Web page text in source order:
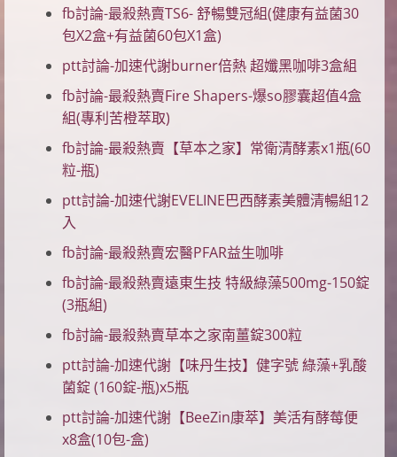
fb討論-最殺熱賣TS6- 舒暢雙冠組(健康有益菌30
包X2盒+有益菌60包X1盒)
ptt討論-加速代謝burner倍熱 超孅黑咖啡3盒組
fb討論-最殺熱賣Fire Shapers-爆so膠囊超值4盒
組(專利苦橙萃取)
fb討論-最殺熱賣【草本之家】常衛清酵素x1瓶(60
粒-瓶)
ptt討論-加速代謝EVELINE巴西酵素美體清暢組12
入
fb討論-最殺熱賣宏醫PFAR益生咖啡
fb討論-最殺熱賣遠東生技 特級綠藻500mg-150錠
(3瓶組)
fb討論-最殺熱賣草本之家南薑錠300粒
ptt討論-加速代謝【味丹生技】健字號 綠藻+乳酸
菌錠 (160錠-瓶)x5瓶
ptt討論-加速代謝【BeeZin康萃】美活有酵莓便
x8盒(10包-盒)